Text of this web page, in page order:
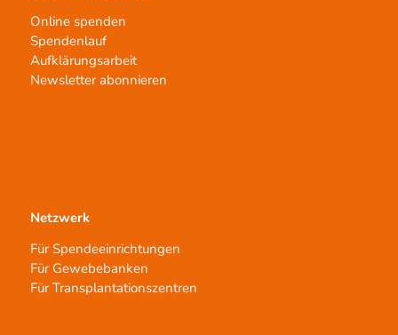
Online spenden
Spendenlauf
Aufklärungsarbeit
Newsletter abonnieren
Netzwerk
Für Spendeeinrichtungen
Für Gewebebanken
Für Transplantationszentren